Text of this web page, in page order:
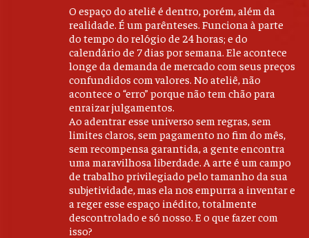
O espaço do ateliê é dentro, porém, além da
realidade. É um parênteses. Funciona à parte
do tempo do relógio de 24 horas; e do
calendário de 7 dias por semana. Ele acontece
longe da demanda de mercado com seus preços
confundidos com valores. No ateliê, não
acontece o “erro” porque não tem chão para
enraizar julgamentos.
Ao adentrar esse universo sem regras, sem
limites claros, sem pagamento no fim do mês,
sem recompensa garantida, a gente encontra
uma maravilhosa liberdade. A arte é um campo
de trabalho privilegiado pelo tamanho da sua
subjetividade, mas ela nos empurra a inventar e
a reger esse espaço inédito, totalmente
descontrolado e só nosso. E o que fazer com
isso?